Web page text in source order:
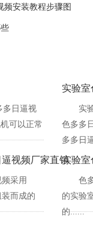
频安装教程步骤图
多日逼视
可以正常
实验
实
色多多
多多日
逼视频厂家直销
采用
而成的
实验室
色
的实验
的......